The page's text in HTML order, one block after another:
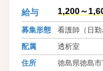
給与 1,200～
募集形態
看護師（日勤
配属
透析室
住所
徳島県徳島